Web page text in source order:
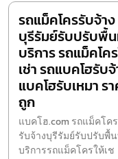
รถแม็คโครรับจ้าง
บุรีรัมย์รับปรับพื้
บริการ รถแม็คโค
เช่า รถแบคโฮรับ
แบคโฮรับเหมา ร
ถูก
แบคโฮ.com รถแม็คโคร
รับจ้างบุรีรัมย์รับปรับพื้
บริการรถแม็คโครให้เช